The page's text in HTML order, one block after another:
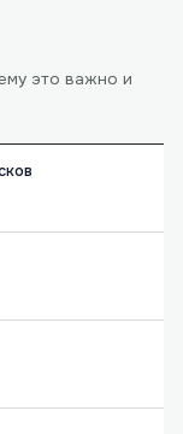
это важно и